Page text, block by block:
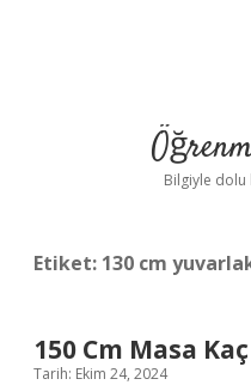
Bilgiyle dolu
Etiket: 130 cm
150 Cm Masa
Tarih: Ekim 24, 2024